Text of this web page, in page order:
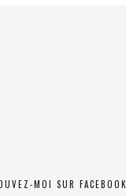
MOI SUR FACEBOOK